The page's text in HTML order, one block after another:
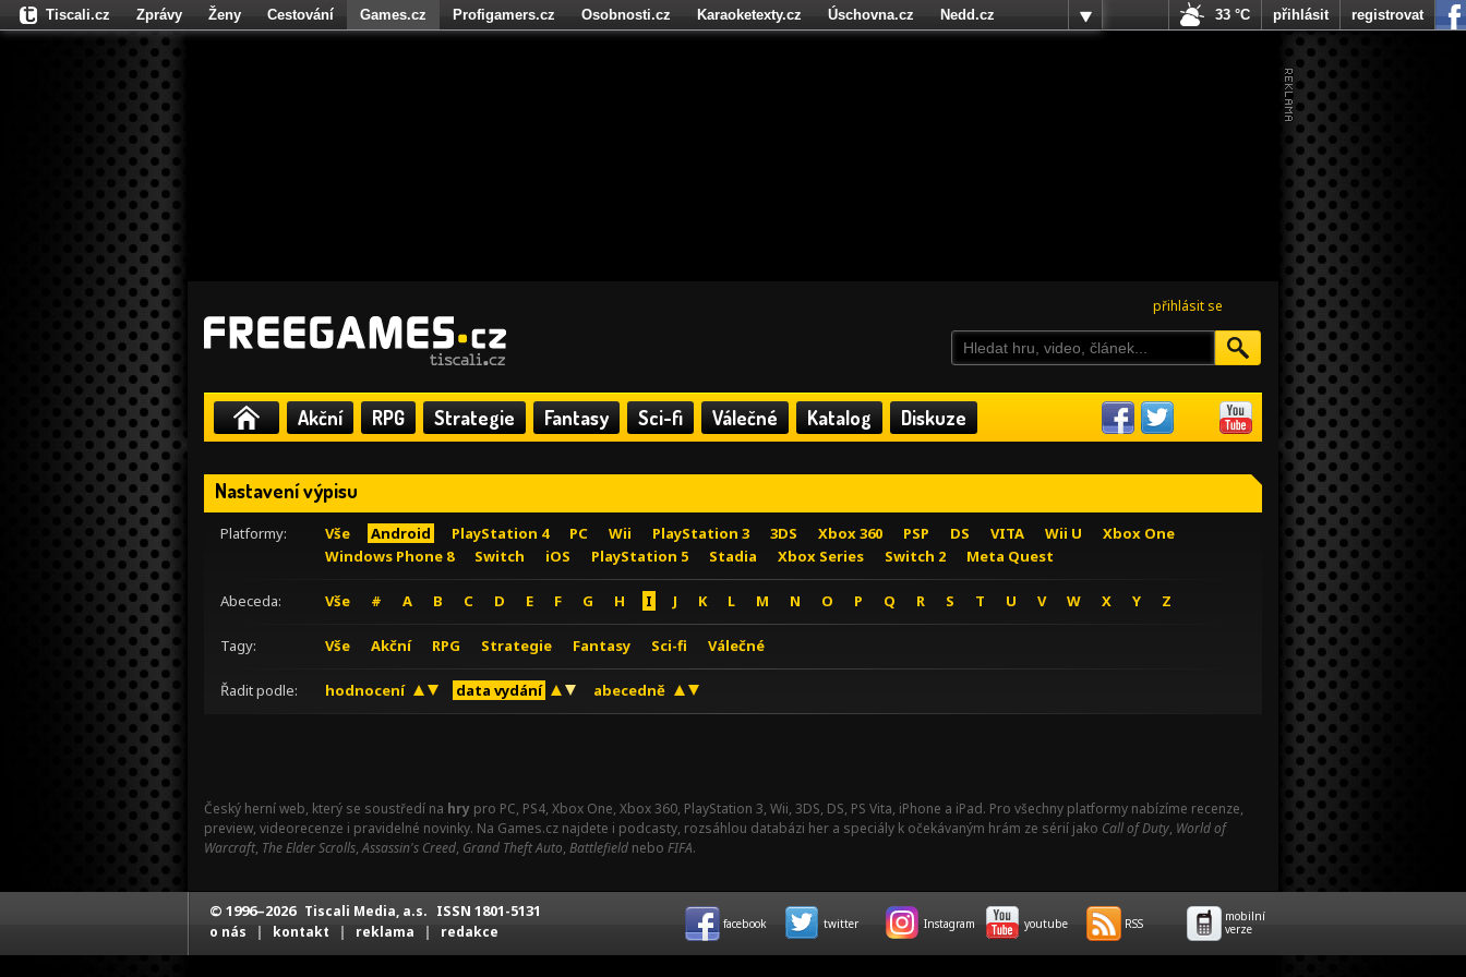
přihlásit se
Akční RPG Strategie Fantasy Sci-fi Válečné Katalog Diskuze
Nastavení výpisu
Platformy: Vše Android PlayStation 4 PC Wii PlayStation 3 3DS Xbox 360 PSP DS VITA Wii U
Xbox One
Windows Phone 8
Switch iOS PlayStation 5 Stadia Xbox Series Switch 2 Meta Quest
Abeceda: Vše # A B C D E F G H I J K L M N O P Q R S T U V W X Y Z
Tagy: Vše Akční RPG Strategie Fantasy Sci-fi Válečné
Řadit podle: hodnocení data vydání abecedně
Český herní web, který se soustředí na hry pro PC, PS4, Xbox One, Xbox 360, PlayStation 3, Wii, 3DS, DS, PS Vita, iPhone a iPad. Pro všechny platformy nabízíme recenze,
preview, videorecenze i pravidelné novinky. Na Games.cz najdete i podcasty, rozsáhlou databázi her a speciály k očekávaným hrám ze sérií jako Call of Duty, World of
Warcraft, The Elder Scrolls,Assassin's Creed, Grand Theft Auto, Battlefield nebo FIFA.
Tiscali.cz Zprávy Ženy Cestování Games.cz Profigamers.cz Osobnosti.cz Karaoketexty.cz Úschovna.cz
Nedd.cz
Fights.cz
33 °C přihlásit registrovat
© 1996–2026 Tiscali Media, a.s. ISSN 1801-5131
o nás | kontakt | reklama | redakce facebook twitter Instagram youtube RSS
mobilní
verze